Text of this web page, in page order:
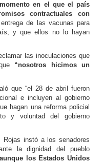
en el que el país
contractuales con
de las vacunas para
y que ellos no lo hayan
las inoculaciones que
“nosotros hicimos un
que “el 28 de abril fueron
e incluyen al gobierno
hagan una reforma policial
y voluntad del gobierno
Rojas instó a los senadores
la dignidad del pueblo
aunque los Estados Unidos